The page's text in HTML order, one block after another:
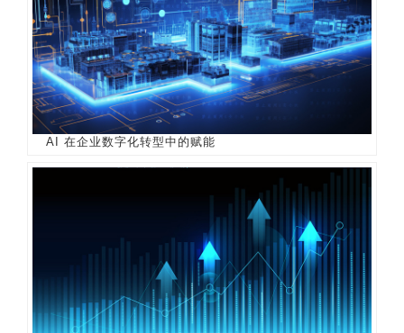
AI 在企业数字化转型中的赋能